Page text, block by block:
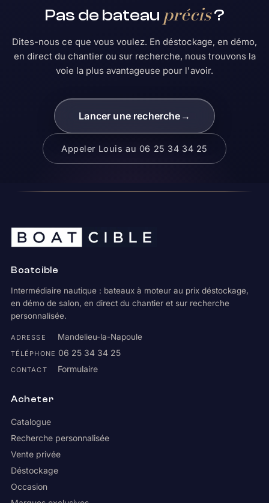
Pas de bateau précis?
Dites-nous ce que vous voulez. En déstockage, en démo,
en direct du chantier ou sur recherche, nous trouvons la
voie la plus avantageuse pour l'avoir.
Lancer une recherche →
Appeler Louis au 06 25 34 34 25
Boatcible
Intermédiaire nautique : bateaux à moteur au prix déstockage,
en démo de salon, en direct du chantier et sur recherche
personnalisée.
ADRESSE Mandelieu-la-Napoule
TÉLÉPHONE 06 25 34 34 25
CONTACT Formulaire
Acheter
Catalogue
Recherche personnalisée
Vente privée
Déstockage
Occasion